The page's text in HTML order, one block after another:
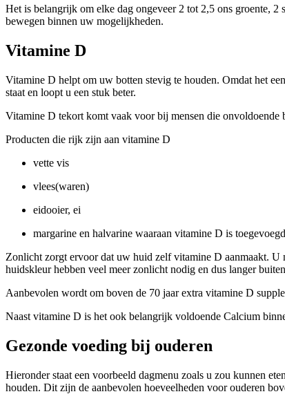
Het is belangrijk om elke dag ongeveer 2 tot 2,5 ons groente,
bewegen binnen uw mogelijkheden.
Vitamine D
Vitamine D helpt om uw botten stevig te houden. Omdat het
staat en loopt u een stuk beter.
Vitamine D tekort komt vaak voor bij mensen die onvoldoende
Producten die rijk zijn aan vitamine D
vette vis
vlees(waren)
eidooier, ei
margarine en halvarine waaraan vitamine D is toegevoegd
Zonlicht zorgt ervoor dat uw huid zelf vitamine D aanmaakt. U
huidskleur hebben veel meer zonlicht nodig en dus langer
Aanbevolen wordt om boven de 70 jaar extra vitamine D
Naast vitamine D is het ook belangrijk voldoende Calcium
Gezonde voeding bij ouderen
Hieronder staat een voorbeeld dagmenu zoals u zou kunnen
houden. Dit zijn de aanbevolen hoeveelheden voor ouderen